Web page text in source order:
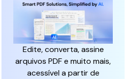
Edite, converta, assine
arquivos PDF e muito mais,
acessível a partir de